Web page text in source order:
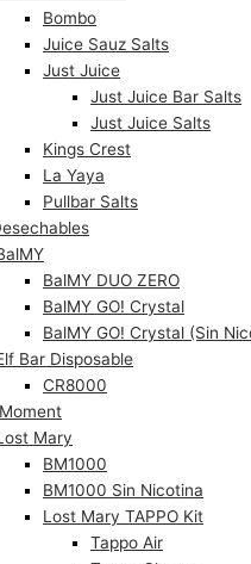
Bombo
Juice Sauz Salts
Just Juice
Just Juice Bar Salts
Just Juice Salts
Kings Crest
La Yaya
Pullbar Salts
BalMY DUO ZERO
BalMY GO! Crystal
BalMY GO! Crystal (Sin
Bar Disposable
CR8000
Mary
BM1000
BM1000 Sin Nicotina
Lost Mary TAPPO Kit
Tappo Air